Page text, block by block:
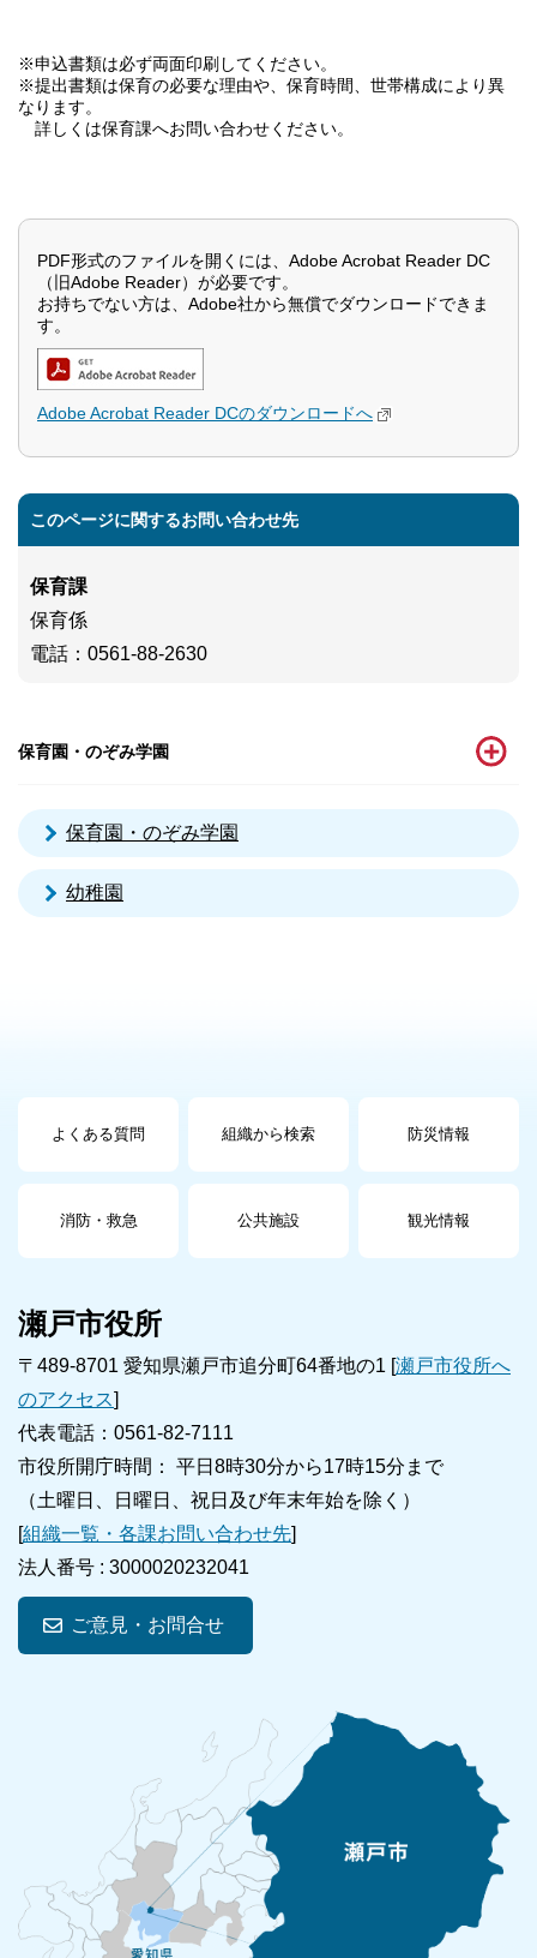
※申込書類は必ず両面印刷してください。
※提出書類は保育の必要な理由や、保育時間、世帯構成により異
なります。
詳しくは保育課へお問い合わせください。
PDF形式のファイルを開くには、Adobe Acrobat Reader DC
（旧Adobe Reader）が必要です。
お持ちでない方は、Adobe社から無償でダウンロードできま
す。
Adobe Acrobat Reader DCのダウンロードへ
このページに関するお問い合わせ先
保育課
保育係
電話 ：0561-88-2630
保育園・のぞみ学園
保育園・のぞみ学園
幼稚園
よくある質問 組織から検索 防災情報
消防・救急 公共施設 観光情報
瀬戸市役所
〒489-8701 愛知県瀬戸市追分町64番地の1 [瀬戸市役所へ
のアクセス]
代表電話：0561-82-7111
市役所開庁時間： 平日8時30分から17時15分まで
（土曜日、日曜日、祝日及び年末年始を除く）
[組織一覧・各課お問い合わせ先]
法人番号 : 3000020232041
ご意見・お問合せ